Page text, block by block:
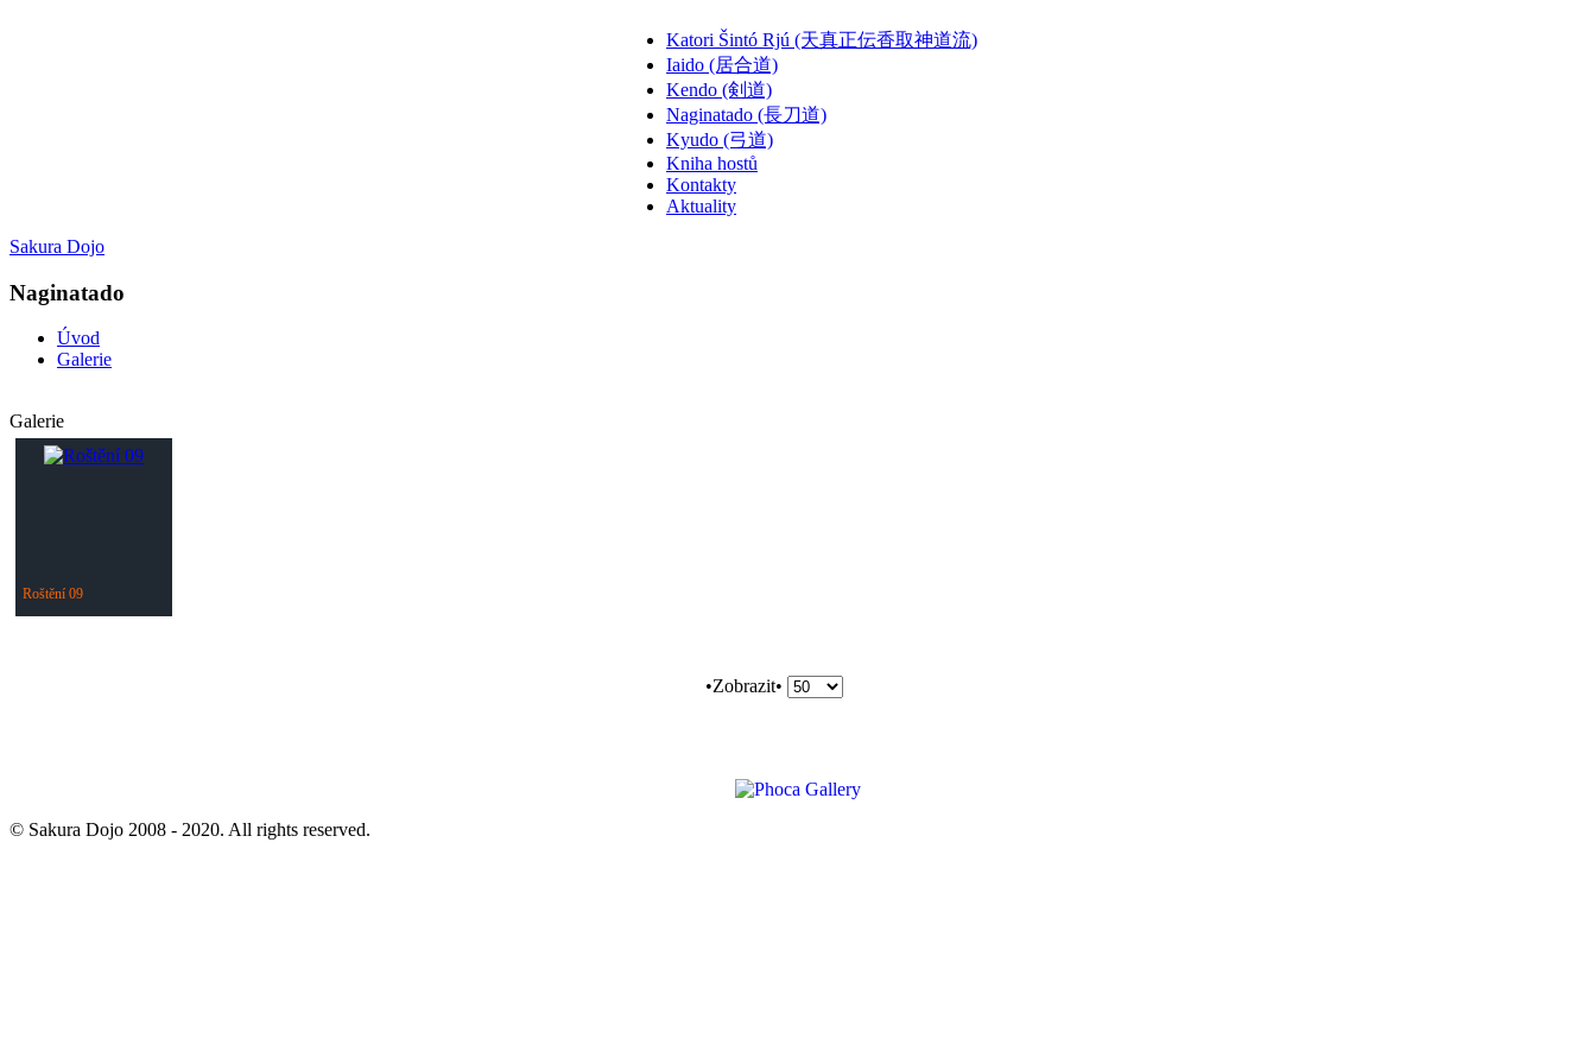
Katori Šintó Rjú (天真正伝香取神道流)
Iaido (居合道)
Kendo (剣道)
Naginatado (長刀道)
Kyudo (弓道)
Kniha hostů
Kontakty
Aktuality
Sakura Dojo
Naginatado
Úvod
Galerie
Galerie
Roštění 09
•Zobrazit•
© Sakura Dojo 2008 - 2020. All rights reserved.